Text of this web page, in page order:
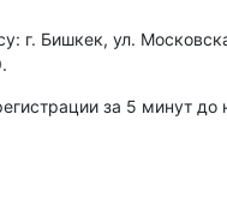
г. Бишкек, ул.
за 5 минут до